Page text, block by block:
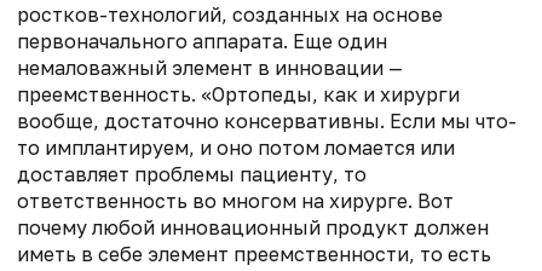
ростков-технологий, созданных на основе
первоначального аппарата. Еще один
немаловажный элемент в инновации —
преемственность. «Ортопеды, как и хирурги
вообще, достаточно консервативны. Если мы что-
то имплантируем, и оно потом ломается или
доставляет проблемы пациенту, то
ответственность во многом на хирурге. Вот
почему любой инновационный продукт должен
иметь в себе элемент преемственности, то есть